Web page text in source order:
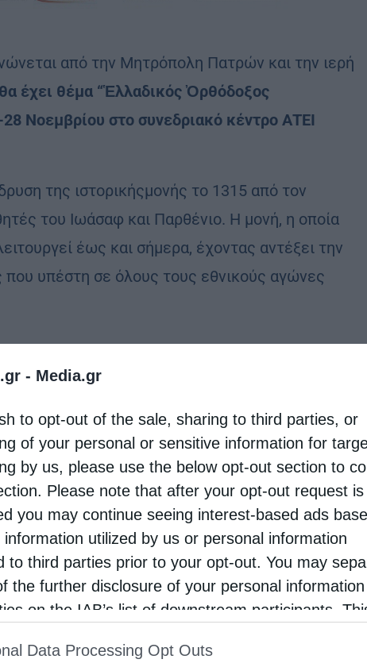
- Media.gr
to opt-out of the sale, sharing to third parties, or
of your personal or sensitive information for
by us, please use the below opt-out section to
Please note that after your opt-out request is
you may continue seeing interest-based ads
information utilized by us or personal information
to third parties prior to your opt-out. You may
the further disclosure of your personal
on the IAB’s list of downstream participants.
of Downstream Participantsthat may further
Data Processing Opt Outs
από την Μητρόπολη Πατρών και την ιερή
έχει θέμα “Ἑλλαδικός Ὀρθόδοξος
Νοεμβρίου στο συνεδριακό κέντρο ΑΤΕΙ
της ιστορικήςμονής το 1315 από τον
του Ιωάσαφ και Παρθένιο. Η μονή, η οποία
έως και σήμερα, έχοντας αντέξει την
υπέστη σε όλους τους εθνικούς αγώνες
Ἱερᾶς Μονῆς Εἰσοδίων Θεοτόκου Ὀμπλοῦ
Πατρών κ. Χρυσόστομο